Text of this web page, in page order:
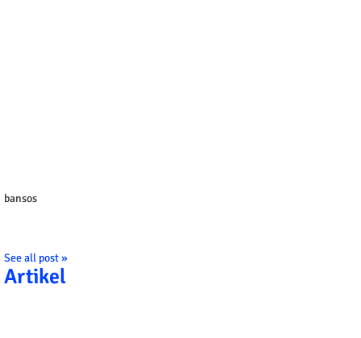
bansos
See all post »
Artikel